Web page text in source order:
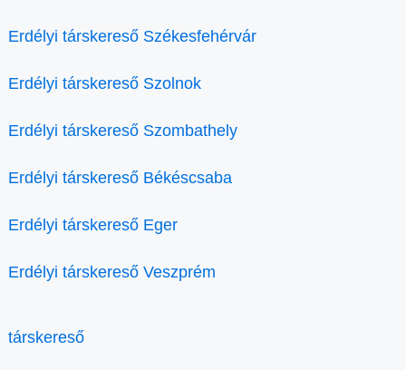
Erdélyi társkereső Székesfehérvár
Erdélyi társkereső Szolnok
Erdélyi társkereső Szombathely
Erdélyi társkereső Békéscsaba
Erdélyi társkereső Eger
Erdélyi társkereső Veszprém
társkereső